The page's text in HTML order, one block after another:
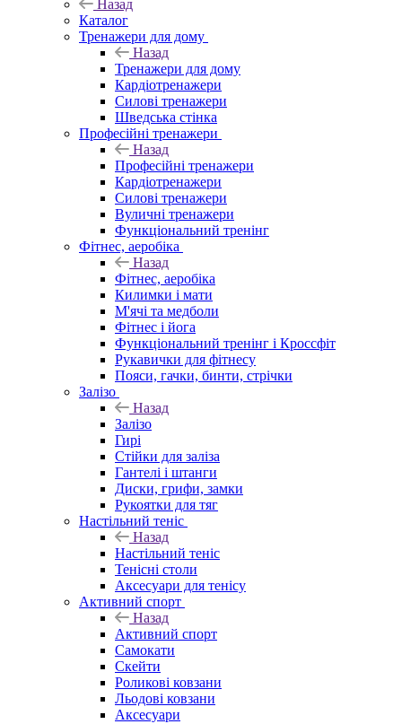
Назад
Каталог
Тренажери для дому
Назад
Тренажери для дому
Кардіотренажери
Силові тренажери
Шведська стінка
Професійні тренажери
Назад
Професійні тренажери
Кардіотренажери
Силові тренажери
Вуличні тренажери
Функціональний тренінг
Фітнес, аеробіка
Назад
Фітнес, аеробіка
Килимки і мати
М'ячі та медболи
Фітнес і йога
Функціональний тренінг і Кроссфіт
Рукавички для фітнесу
Пояси, гачки, бинти, стрічки
Залізо
Назад
Залізо
Гирі
Стійки для заліза
Гантелі і штанги
Диски, грифи, замки
Рукоятки для тяг
Настільний теніс
Назад
Настільний теніс
Тенісні столи
Аксесуари для тенісу
Активний спорт
Назад
Активний спорт
Самокати
Скейти
Роликові ковзани
Льодові ковзани
Аксесуари